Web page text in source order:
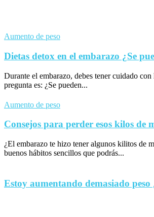
Aumento de peso
Dietas detox en el embarazo ¿Se
Durante el embarazo, debes tener cuidado
pregunta es: ¿Se pueden...
Aumento de peso
Consejos para perder esos kilos de
¿El embarazo te hizo tener algunos kilitos de
buenos hábitos sencillos que podrás...
Estoy aumentando demasiado